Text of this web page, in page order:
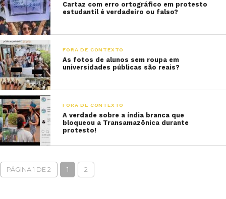
Cartaz com erro ortográfico em protesto
estudantil é verdadeiro ou falso?
FORA DE CONTEXTO
As fotos de alunos sem roupa em
universidades públicas são reais?
FORA DE CONTEXTO
A verdade sobre a índia branca que
bloqueou a Transamazônica durante
protesto!
PÁGINA 1 DE 2 1 2